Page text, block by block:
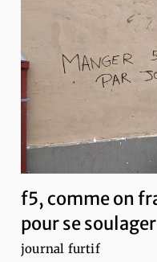
f5, comme on
pour se soulager
journal furtif